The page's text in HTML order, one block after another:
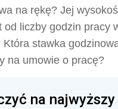
na rękę? Jej
od liczby godzin pracy
stawka
na umowie o pracę?
na